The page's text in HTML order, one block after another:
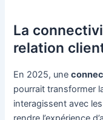
La
relation
En 2025, une
pourrait transformer
interagissent avec